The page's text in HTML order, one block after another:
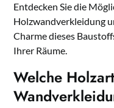
Entdecken Sie die
Holzwandverkleidung
Charme dieses
Ihrer Räume.
Welche